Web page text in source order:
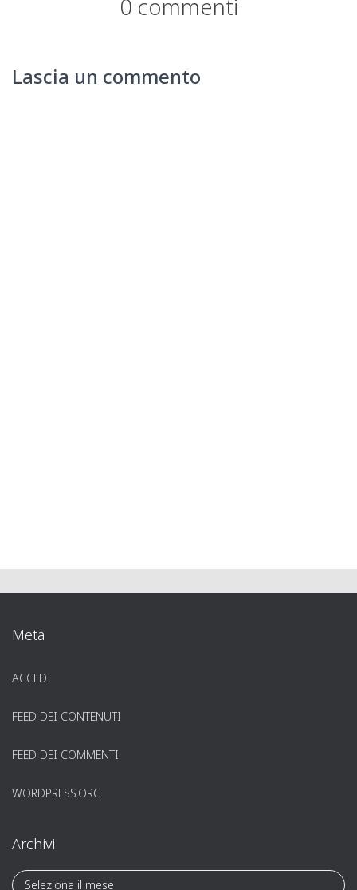
0 commenti
Lascia un commento
Meta
ACCEDI
FEED DEI CONTENUTI
FEED DEI COMMENTI
WORDPRESS.ORG
Archivi
A